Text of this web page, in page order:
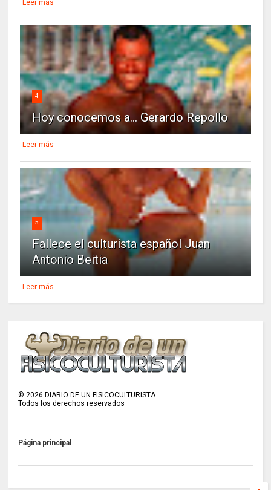
Leer más
4
Hoy conocemos a... Gerardo Repollo
Leer más
5
Fallece el culturista español Juan
Antonio Beitia
Leer más
©2026 DIARIO DE UN FISICOCULTURISTA
Todos los derechos reservados
Página principal